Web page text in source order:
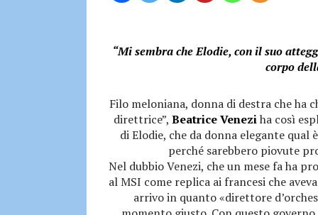
“Mi sembra che Elodie, con il suo
corpo
Filo meloniana, donna di destra che ha
direttrice”,Beatrice Veneziha così
di Elodie, che da donna elegante
perché sarebbero piovute
Nel dubbio Venezi, che un mese fa ha
al MSI come replica ai francesi che
arrivo in quanto «direttore